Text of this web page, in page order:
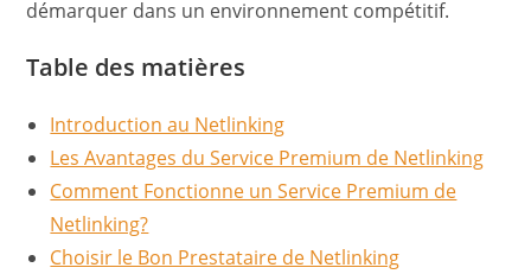
démarquer dans un environnement compétitif.
Table des matières
Introduction au Netlinking
Les Avantages du Service Premium de Netlinking
Comment Fonctionne un Service Premium de
Netlinking?
Choisir le Bon Prestataire de Netlinking